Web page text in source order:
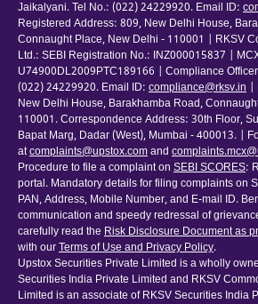
Jaikalyani. Tel No.: (022) 24229920. Email ID:
Registered Address: 809, New Delhi House,
Connaught Place, New Delhi - 110001 | RKSV
Ltd.: SEBI Registration No.: INZ000015837 |
U74900DL2009PTC189166 | Compliance
(022) 24229920. Email ID: compliance@rksv.in
New Delhi House, Barakhamba Road,
110001. Correspondence Address: 30th Floor,
Bapat Marg, Dadar (West), Mumbai - 400013. |
atcomplaints@upstox.comand
Procedure to file a complaint on SEBI SCORES:
portal. Mandatory details for filing complaints on
PAN, Address, Mobile Number, and E-mail ID.
communication and speedy redressal of
carefully read the Risk Disclosure Document as
with ourTerms of Use and Privacy Policy.
Upstox Securities Private Limited is a wholly
Securities India Private Limited and RKSV
Limited is an associate of RKSV Securities India